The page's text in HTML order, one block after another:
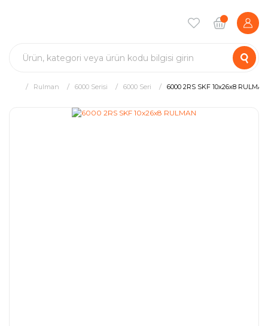
Rulman 6000 Serisi 6000 Seri 6000 2RS SKF 10x26x8 RULMAN